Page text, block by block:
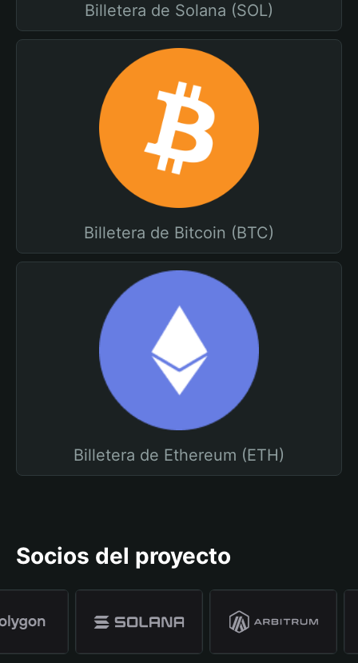
Billetera de Solana (SOL)
Billetera de Bitcoin (BTC)
Billetera de Ethereum (ETH)
Socios del proyecto